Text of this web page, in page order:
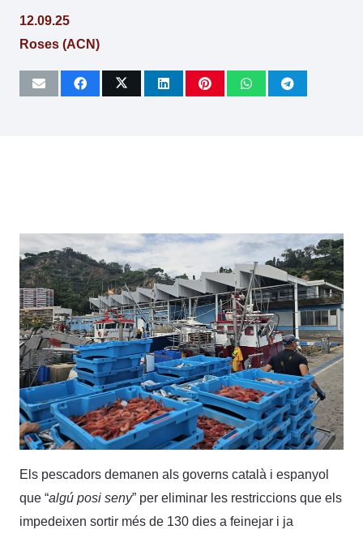
12.09.25
Roses (ACN)
Els pescadors demanen als governs català i espanyol
que “algú posi seny” per eliminar les restriccions que els
impedeixen sortir més de 130 dies a feinejar i ja